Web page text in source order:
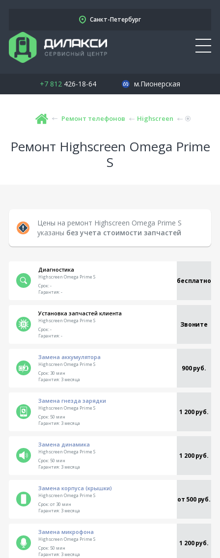
Санкт-Петербург
+7 812426-18-64 м.Пионерская
Ремонт телефонов Highscreen
Ремонт Highscreen Omega Prime
S
Цены на ремонт Highscreen Omega Prime S
указаны без учета стоимости запчастей
Диагностика
Highscreen Omega Prime S бесплатно
Срок:-
Гарантия:-
Установка запчастей клиента
Highscreen Omega Prime S Звоните
Срок:-
Гарантия:-
Замена аккумулятора
Highscreen Omega Prime S 900 руб.
Срок:30 мин
Гарантия:3 месяца
Замена гнезда зарядки
Highscreen Omega Prime S 1 200 руб.
Срок:50 мин
Гарантия:3 месяца
Замена динамика
Highscreen Omega Prime S 1 200 руб.
Срок:50 мин
Гарантия:3 месяца
Замена корпуса (крышки)
Highscreen Omega Prime S от 500 руб.
Срок:от 30 мин
Гарантия:3 месяца
Замена микрофона
Highscreen Omega Prime S 1 200 руб.
Срок:50 мин
Гарантия:3 месяца